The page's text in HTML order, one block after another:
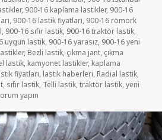
, 900-16 kaplama lastikler, 900-16
, 900-16 lastik fiyatları, 900-16 römork
, 900-16 sıfır lastik, 900-16 traktör lastik,
uygun lastik, 900-16 yarasız, 900-16 yeni
, Bezli lastik, çıkma jant, çıkma
lastik, kamyonet lastikler, kaplama
fiyatları, lastik haberleri, Radial lastik,
, sıfır lastik, Telli lastik,traktör lastik,yeni
C AZ KULLANILMIŞ KAMYONET LASTİKLER
yapın